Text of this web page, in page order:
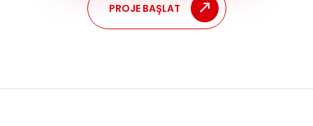
PROJE BAŞLAT